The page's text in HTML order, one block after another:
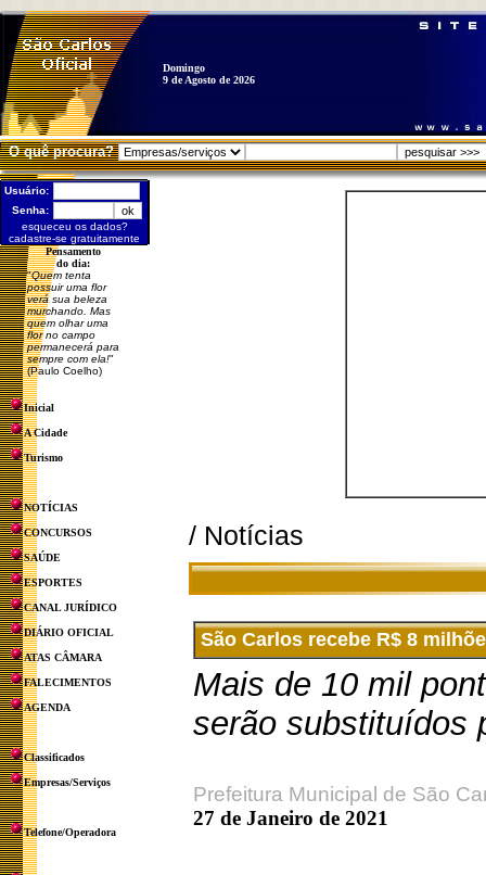
Domingo
9 de Agosto de 2026
O quê procura?
Usuário:
Senha:
esqueceu os dados?
cadastre-se gratuitamente
Pensamento
do dia:
"Quem tenta
possuir uma flor
verá sua beleza
murchando. Mas
quem olhar uma
flor no campo
permanecerá para
sempre com ela!"
(Paulo Coelho)
Inicial
A Cidade
Turismo
NOTÍCIAS
CONCURSOS
SAÚDE
ESPORTES
CANAL JURÍDICO
DIÁRIO OFICIAL
ATAS CÂMARA
FALECIMENTOS
AGENDA
Classificados
Empresas/Serviços
Telefone/Operadora
/ Notícias
São Carlos recebe R$ 8
Mais de 10 mil
serão substituídos
Prefeitura Municipal de São
27 de Janeiro de 2021